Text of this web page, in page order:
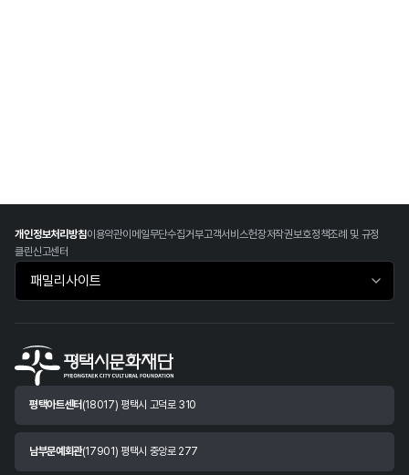
개인정보처리방침이용약관이메일무단수집거부고객서비스헌장저작권보호정책조례 및 규정
클린신고센터
패밀리사이트 바로가기
평택아트센터 (18017) 평택시 고덕로 310
남부문예회관(17901) 평택시 중앙로 277